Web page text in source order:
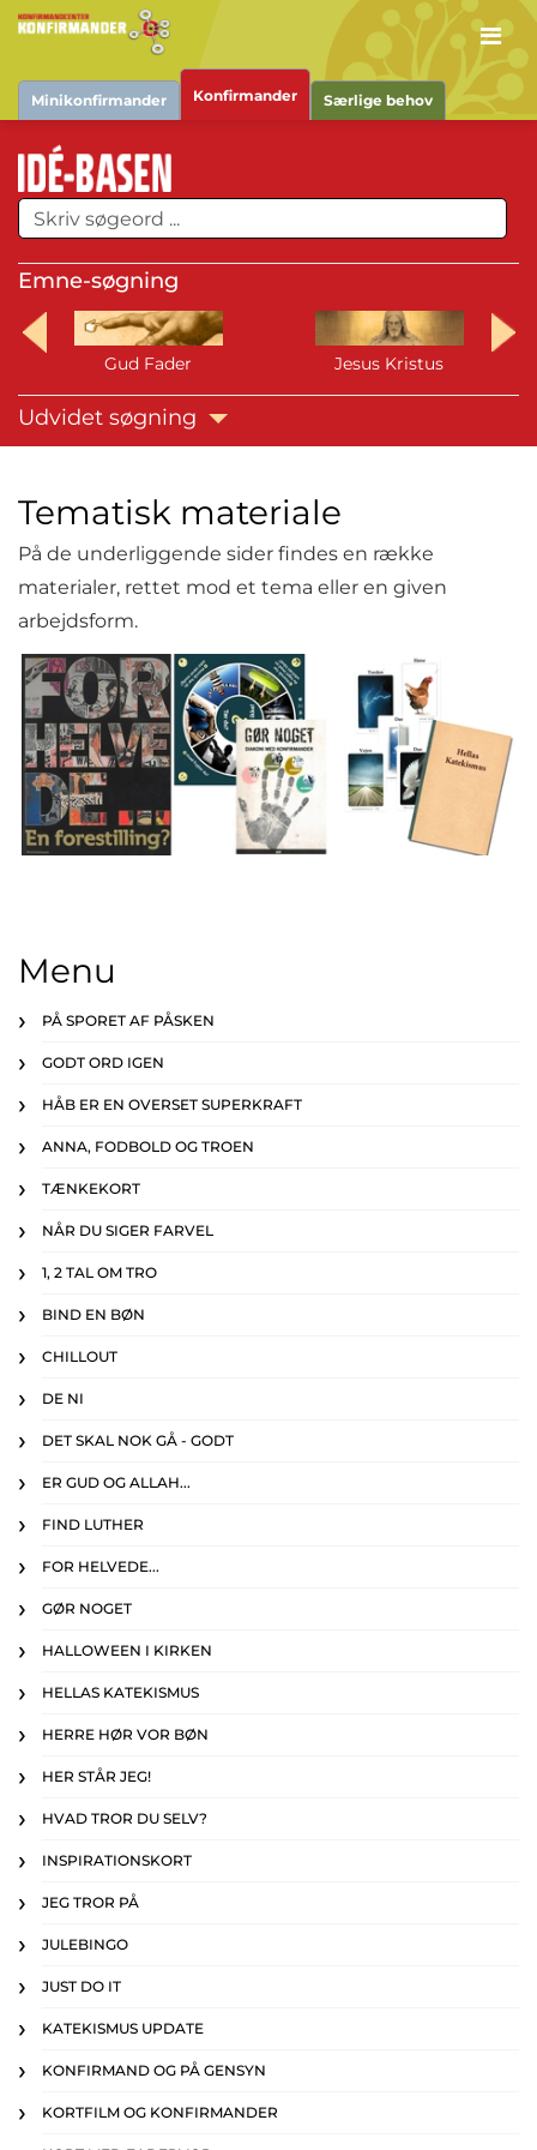
Minikonfirmander Konfirmander Særlige behov
Emne-søgning
Gud Fader Jesus Kristus
Udvidet søgning
Tematisk materiale
På de underliggende sider findes en række
materialer, rettet mod et tema eller en given
arbejdsform.
Menu
PÅ SPORET AF PÅSKEN
GODT ORD IGEN
HÅB ER EN OVERSET SUPERKRAFT
ANNA, FODBOLD OG TROEN
TÆNKEKORT
NÅR DU SIGER FARVEL
1, 2 TAL OM TRO
BIND EN BØN
CHILLOUT
DE NI
DET SKAL NOK GÅ - GODT
ER GUD OG ALLAH...
FIND LUTHER
FOR HELVEDE...
GØR NOGET
HALLOWEEN I KIRKEN
HELLAS KATEKISMUS
HERRE HØR VOR BØN
HER STÅR JEG!
HVAD TROR DU SELV?
INSPIRATIONSKORT
JEG TROR PÅ
JULEBINGO
JUST DO IT
KATEKISMUS UPDATE
KONFIRMAND OG PÅ GENSYN
KORTFILM OG KONFIRMANDER